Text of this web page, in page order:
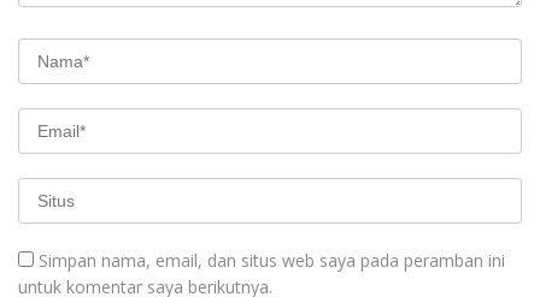
Simpan nama, email, dan situs web saya pada peramban ini
untuk komentar saya berikutnya.